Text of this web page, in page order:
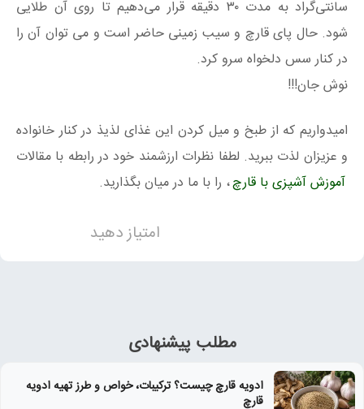
سانتی‌گراد به مدت ۳۰ دقیقه قرار می‌دهیم تا روی آن طلایی
شود. حال پای قارچ و سیب زمینی حاضر است و می توان آن را
در کنار سس دلخواه سرو کرد.
نوش جان!!!
امیدواریم که از طبخ و میل کردن این غذای لذیذ در کنار خانواده
و عزیزان لذت ببرید. لطفا نظرات ارزشمند خود در رابطه با مقالات
آموزش آشپزی با قارچ، را با ما در میان بگذارید.
امتیاز دهید
مطلب پیشنهادی
ادویه قارچ چیست؟ ترکیبات، خواص و طرز تهیه ادویه
قارچ